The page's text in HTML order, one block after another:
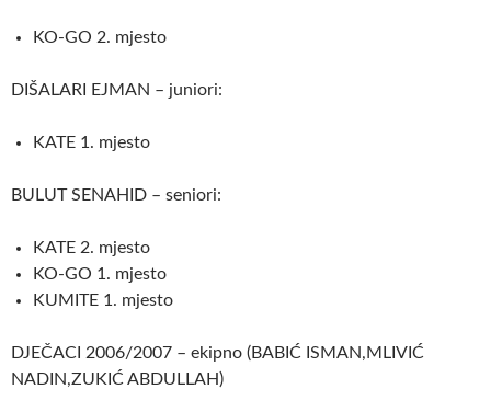
KO-GO 2. mjesto
DIŠALARI EJMAN – juniori:
KATE 1. mjesto
BULUT SENAHID – seniori:
KATE 2. mjesto
KO-GO 1. mjesto
KUMITE 1. mjesto
DJEČACI 2006/2007 – ekipno (BABIĆ ISMAN,MLIVIĆ
NADIN,ZUKIĆ ABDULLAH)